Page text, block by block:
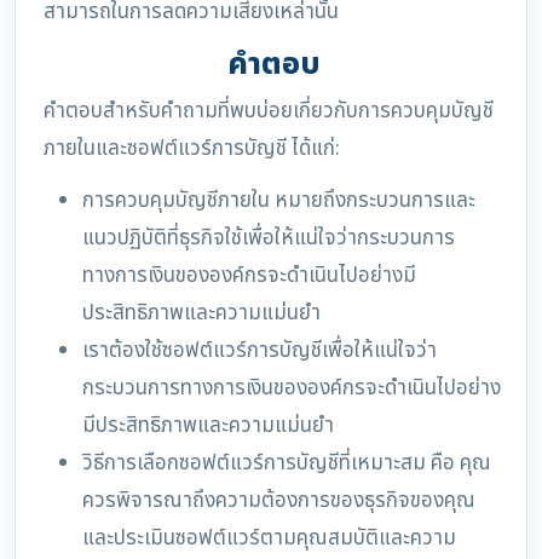
สามารถในการลดความเสี่ยงเหล่านั้น
คำตอบ
คำตอบสำหรับคำถามที่พบบ่อยเกี่ยวกับการควบคุมบัญชี
ภายในและซอฟต์แวร์การบัญชี ได้แก่:
การควบคุมบัญชีภายใน หมายถึงกระบวนการและ
แนวปฏิบัติที่ธุรกิจใช้เพื่อให้แน่ใจว่ากระบวนการ
ทางการเงินขององค์กรจะดำเนินไปอย่างมี
ประสิทธิภาพและความแม่นยำ
เราต้องใช้ซอฟต์แวร์การบัญชีเพื่อให้แน่ใจว่า
กระบวนการทางการเงินขององค์กรจะดำเนินไปอย่าง
มีประสิทธิภาพและความแม่นยำ
วิธีการเลือกซอฟต์แวร์การบัญชีที่เหมาะสม คือ คุณ
ควรพิจารณาถึงความต้องการของธุรกิจของคุณ
และประเมินซอฟต์แวร์ตามคุณสมบัติและความ